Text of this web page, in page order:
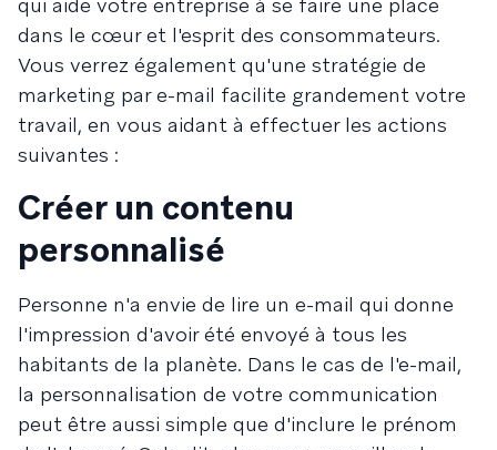
dans le cœur et l'esprit des consommateurs.
Vous verrez également qu'une stratégie de
marketing par e-mail facilite grandement votre
travail, en vous aidant à effectuer les actions
suivantes :
Créer un contenu
personnalisé
Personne n'a envie de lire un e-mail qui donne
l'impression d'avoir été envoyé à tous les
habitants de la planète. Dans le cas de l'e-mail,
la personnalisation de votre communication
peut être aussi simple que d'inclure le prénom